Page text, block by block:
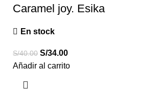
Caramel joy. Esika
En stock
S/40.00 S/34.00
Añadir al carrito